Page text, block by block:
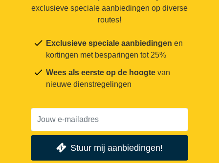
exclusieve speciale aanbiedingen op diverse
routes!
Exclusieve speciale aanbiedingen en
kortingen met besparingen tot 25%
Wees als eerste op de hoogte van
nieuwe dienstregelingen
Stuur mij aanbiedingen!